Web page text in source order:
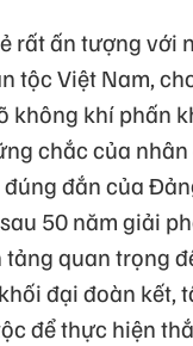
rất ấn tượng với
tộc Việt Nam,
không khí phấn
chắc của
đắn của
50 năm giải
quan trọng
đại đoàn kết,
để thực hiện